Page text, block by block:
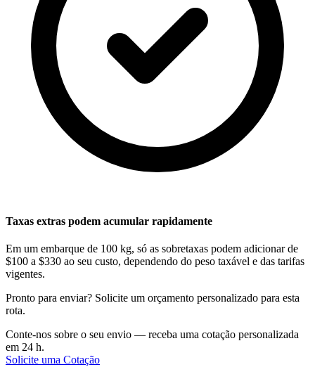
Taxas extras podem acumular rapidamente
Em um embarque de 100 kg, só as sobretaxas podem adicionar de
$100 a $330 ao seu custo, dependendo do peso taxável e das tarifas
vigentes.
Pronto para enviar? Solicite um orçamento personalizado para esta
rota.
Conte-nos sobre o seu envio — receba uma cotação personalizada
em 24 h.
Solicite uma Cotação